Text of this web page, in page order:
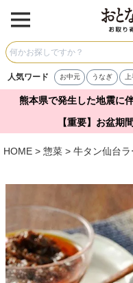
人気ワード お中元 うなぎ 上
熊本県で発生した地震
【重要】お盆
HOME 惣菜 牛タン仙台